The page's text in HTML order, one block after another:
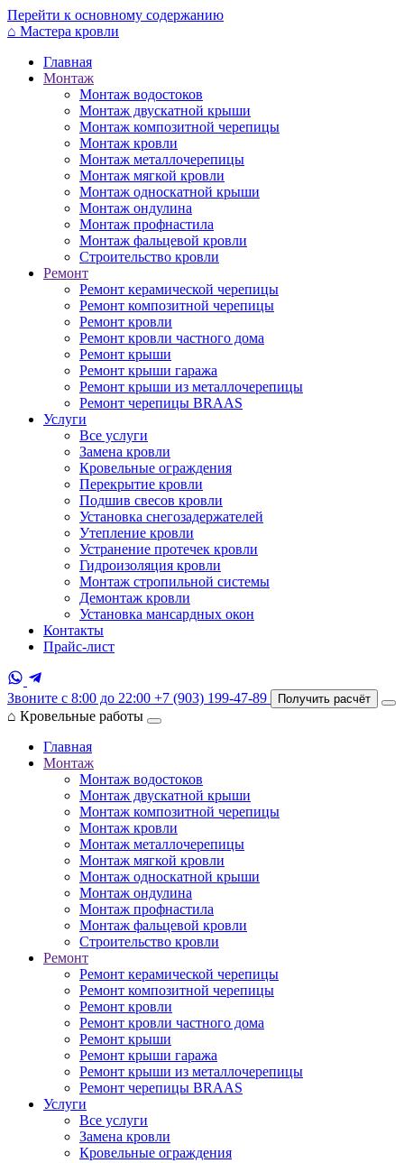
Перейти к основному содержанию
⌂ Мастера кровли
Главная
Монтаж
Монтаж водостоков
Монтаж двускатной крыши
Монтаж композитной черепицы
Монтаж кровли
Монтаж металлочерепицы
Монтаж мягкой кровли
Монтаж односкатной крыши
Монтаж ондулина
Монтаж профнастила
Монтаж фальцевой кровли
Строительство кровли
Ремонт
Ремонт керамической черепицы
Ремонт композитной черепицы
Ремонт кровли
Ремонт кровли частного дома
Ремонт крыши
Ремонт крыши гаража
Ремонт крыши из металлочерепицы
Ремонт черепицы BRAAS
Услуги
Все услуги
Замена кровли
Кровельные ограждения
Перекрытие кровли
Подшив свесов кровли
Установка снегозадержателей
Утепление кровли
Устранение протечек кровли
Гидроизоляция кровли
Монтаж стропильной системы
Демонтаж кровли
Установка мансардных окон
Контакты
Прайс-лист
Звоните с 8:00 до 22:00 +7 (903) 199-47-89 Получить расчёт
⌂ Кровельные работы
Главная
Монтаж
Монтаж водостоков
Монтаж двускатной крыши
Монтаж композитной черепицы
Монтаж кровли
Монтаж металлочерепицы
Монтаж мягкой кровли
Монтаж односкатной крыши
Монтаж ондулина
Монтаж профнастила
Монтаж фальцевой кровли
Строительство кровли
Ремонт
Ремонт керамической черепицы
Ремонт композитной черепицы
Ремонт кровли
Ремонт кровли частного дома
Ремонт крыши
Ремонт крыши гаража
Ремонт крыши из металлочерепицы
Ремонт черепицы BRAAS
Услуги
Все услуги
Замена кровли
Кровельные ограждения